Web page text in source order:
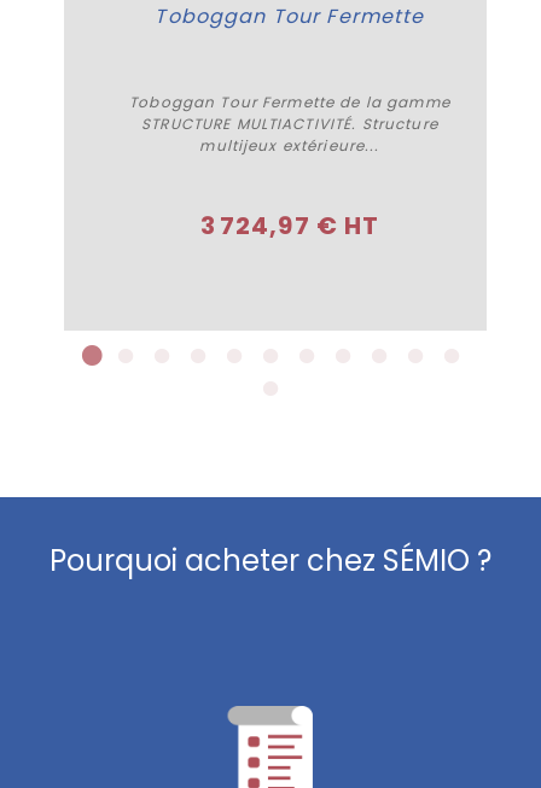
Toboggan Tour Fermette
Toboggan Tour Fermette de la gamme
STRUCTURE MULTIACTIVITÉ. Structure
multijeux extérieure...
3 724,97 € HT
Pourquoi acheter chez SÉMIO ?